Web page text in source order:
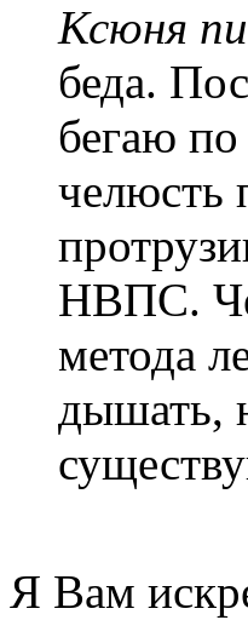
Ксюня
беда.
бегаю
челюсть
НВПС.
метода
дышать,
Я Вам